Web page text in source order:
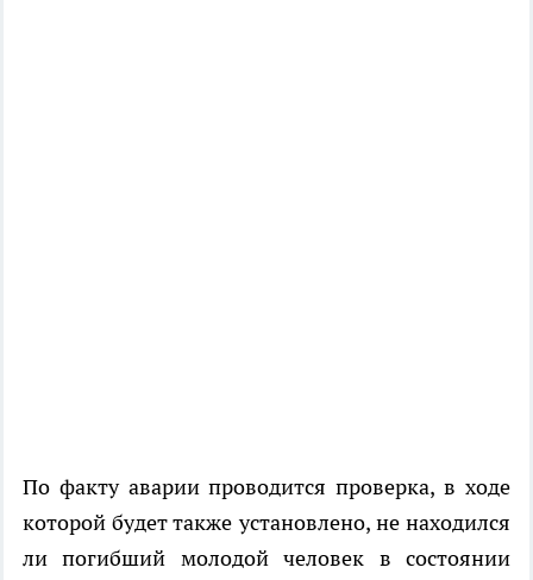
По факту аварии проводится проверка, в ходе
которой будет также установлено, не находился
ли погибший молодой человек в состоянии